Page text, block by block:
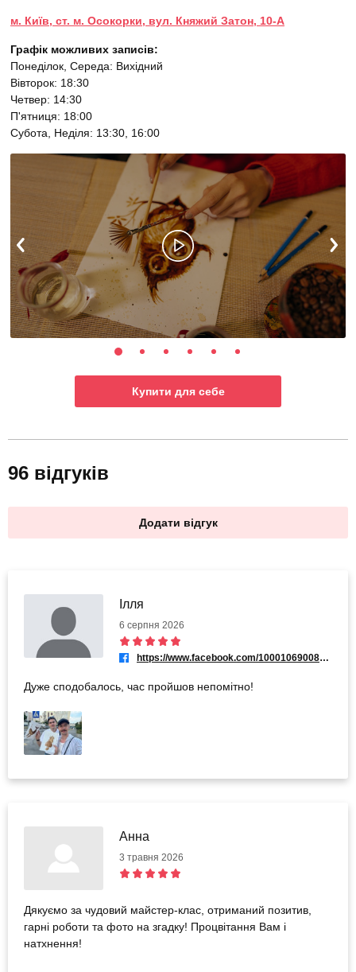
м. Київ, ст. м. Осокорки, вул. Княжий Затон, 10-А
Графік можливих записів:
Понеділок, Середа: Вихідний
Вівторок: 18:30
Четвер: 14:30
П'ятниця: 18:00
Субота, Неділя: 13:30, 16:00
Купити для себе
96 відгуків
Додати відгук
Ілля
6 серпня 2026
https://www.facebook.com/100010690085246
Дуже сподобалось, час пройшов непомітно!
Анна
3 травня 2026
Дякуємо за чудовий майстер-клас, отриманий позитив,
гарні роботи та фото на згадку! Процвітання Вам і
натхнення!